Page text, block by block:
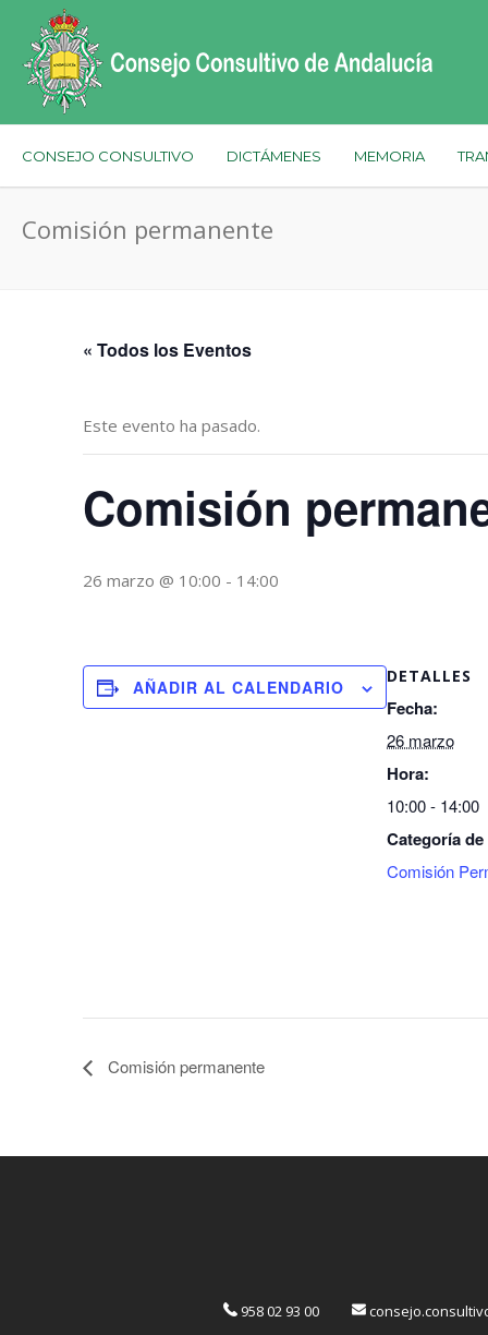
CONSEJO CONSULTIVO DICTÁMENES MEMORIA
Comisión permanente
« Todos los Eventos
Este evento ha pasado.
Comisión
26 marzo @ 10:00 - 14:00
AÑADIR AL CALENDARIO
DETALLES
Fecha:
26 marzo
Hora:
10:00 - 14:00
Categoría
Comisión
Comisión permanente
958 02 93 00